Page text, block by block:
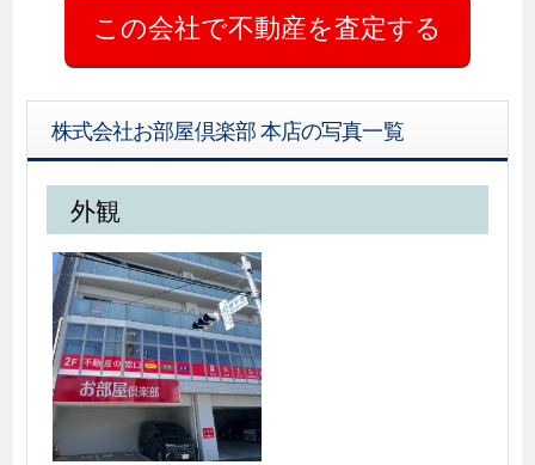
株式会社お部屋倶楽部 本店の写真一覧
外観